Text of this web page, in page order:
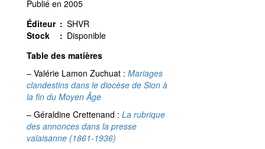
Publié en 2005
Éditeur : SHVR
Stock
: Disponible
Table des matières
– Valérie Lamon Zuchuat : Mariages
clandestins dans le diocèse de Sion à
la fin du Moyen Âge
– Géraldine Crettenand : La rubrique
des annonces dans la presse
valaisanne (1861-1936)